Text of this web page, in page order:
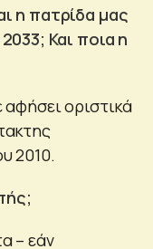
η πατρίδα μας
Και ποια η
οριστικά
2010.
– εάν